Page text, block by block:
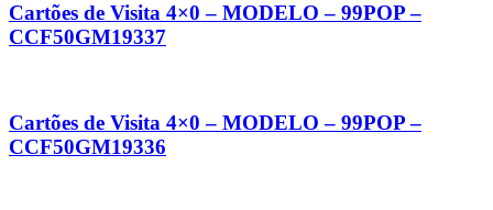
Cartões de Visita 4×0 – MODELO – 99POP –
CCF50GM19337
Cartões de Visita 4×0 – MODELO – 99POP –
CCF50GM19336